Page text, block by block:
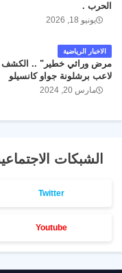
الحرب .
يونيو 18, 2026
الاخبار الرياضية
مرض وراثي خطير" .. الكشف
لاعب برشلونة جواو كانسيلو
مارس 20, 2024
الشبكات
Twitter
Youtube